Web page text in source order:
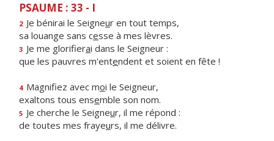
PSAUME : 33 - I
2 Je bénirai le Seigneur en tout temps,
sa louange sans cesse à mes lèvres.
3 Je me glorifierai dans le Seigneur :
que les pauvres m'entendent et soient en fête !
4 Magnifiez avec moi le Seigneur,
exaltons tous ensemble son nom.
5 Je cherche le Seigneur, il me répond :
de toutes mes frayeurs, il me délivre.